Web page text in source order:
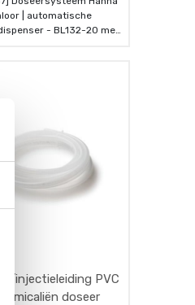
| automatische
- BL132-20 met
injectieleiding PVC
doseer